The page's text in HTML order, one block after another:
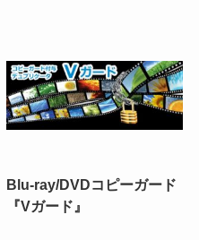
Blu-ray/DVDコピーガード
『Vガード』